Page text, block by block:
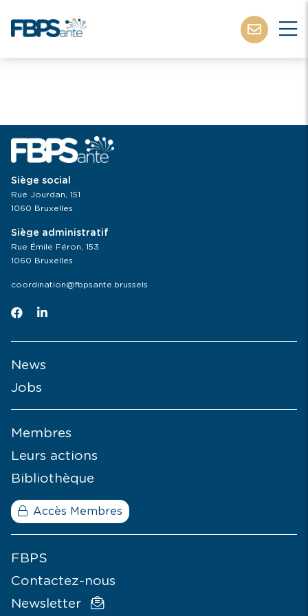
Siège social
Rue Jourdan, 151
1060 Bruxelles
Siège administratif
Rue Émile Féron, 153
1060 Bruxelles
coordination@fbpsante.brussels
News
Jobs
Membres
Leurs actions
Bibliothèque
Accès Membres
FBPS
Contactez-nous
Newsletter